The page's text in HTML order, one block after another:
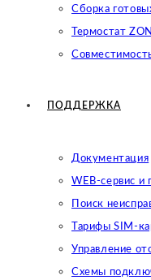
Сборка
Термостат
ПОДДЕРЖКА
Документация
WEB-сервис и
Поиск
Тарифы SIM-
Управление
Схемы